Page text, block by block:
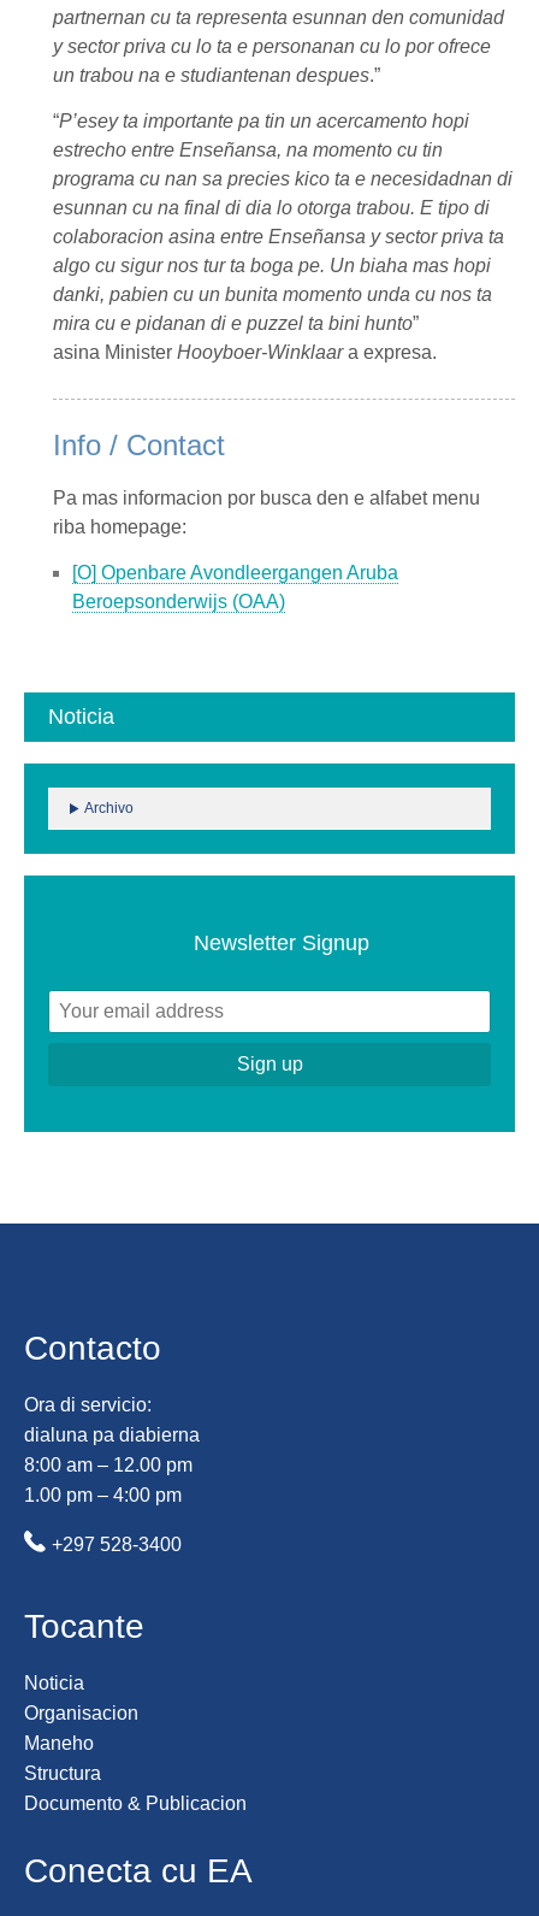
partnernan cu ta representa esunnan den comunidad
y sector priva cu lo ta e personanan cu lo por ofrece
un trabou na e studiantenan despues.”
“P’esey ta importante pa tin un acercamento hopi
estrecho entre Enseñansa, na momento cu tin
programa cu nan sa precies kico ta e necesidadnan di
esunnan cu na final di dia lo otorga trabou. E tipo di
colaboracion asina entre Enseñansa y sector priva ta
algo cu sigur nos tur ta boga pe. Un biaha mas hopi
danki, pabien cu un bunita momento unda cu nos ta
mira cu e pidanan di e puzzel ta bini hunto”
asina Minister Hooyboer-Winklaara expresa.
Info / Contact
Pa mas informacion por busca den e alfabet menu
riba homepage:
[O] Openbare Avondleergangen Aruba
Beroepsonderwijs (OAA)
Noticia
Archivo
Newsletter Signup
Contacto
Ora di servicio:
dialuna pa diabierna
8:00 am – 12.00 pm
1.00 pm – 4:00 pm
+297 528-3400
Tocante
Noticia
Organisacion
Maneho
Structura
Documento & Publicacion
Conecta cu EA